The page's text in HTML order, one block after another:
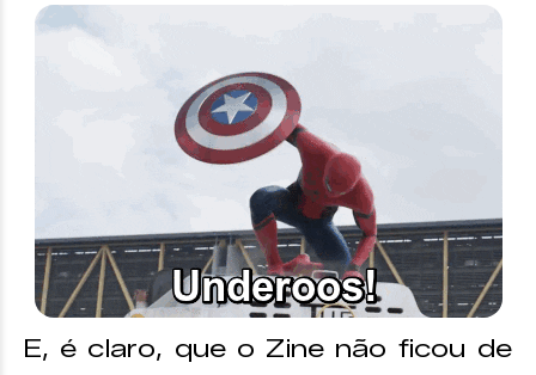
E, é claro, que o Zine não ficou de